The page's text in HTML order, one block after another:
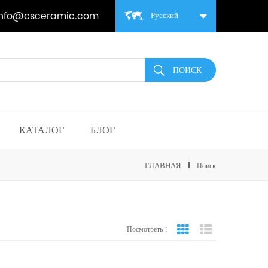
Русский
КАТАЛОГ БЛОГ
ГЛАВНАЯ Поиск
Посмотреть : вид сетки